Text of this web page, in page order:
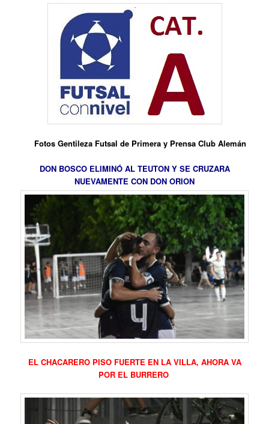
Fotos Gentileza Futsal de Primera y Prensa Club Alemán
DON BOSCO ELIMINÓ AL TEUTON Y SE CRUZARA
NUEVAMENTE CON DON ORION
EL CHACARERO PISO FUERTE EN LA VILLA, AHORA VA
POR EL BURRERO